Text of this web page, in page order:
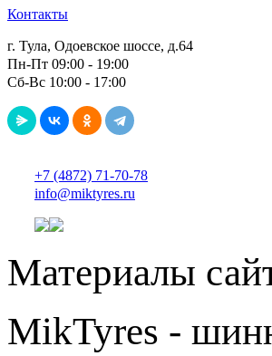
Контакты
г. Тула, Одоевское шоссе, д.64
Пн-Пт 09:00 - 19:00
Сб-Вс 10:00 - 17:00
+7 (4872) 71-70-78
info@miktyres.ru
Материалы
MikTyres -